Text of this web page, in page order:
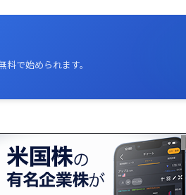
で始められます。